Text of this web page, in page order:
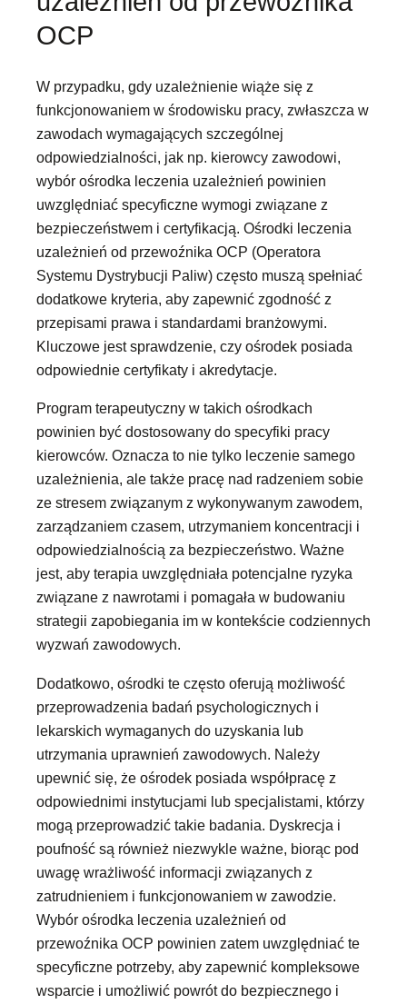
OCP
W przypadku, gdy uzależnienie wiąże się z
funkcjonowaniem w środowisku pracy, zwłaszcza w
zawodach wymagających szczególnej
odpowiedzialności, jak np. kierowcy zawodowi,
wybór ośrodka leczenia uzależnień powinien
uwzględniać specyficzne wymogi związane z
bezpieczeństwem i certyfikacją. Ośrodki leczenia
uzależnień od przewoźnika OCP (Operatora
Systemu Dystrybucji Paliw) często muszą spełniać
dodatkowe kryteria, aby zapewnić zgodność z
przepisami prawa i standardami branżowymi.
Kluczowe jest sprawdzenie, czy ośrodek posiada
odpowiednie certyfikaty i akredytacje.
Program terapeutyczny w takich ośrodkach
powinien być dostosowany do specyfiki pracy
kierowców. Oznacza to nie tylko leczenie samego
uzależnienia, ale także pracę nad radzeniem sobie
ze stresem związanym z wykonywanym zawodem,
zarządzaniem czasem, utrzymaniem koncentracji i
odpowiedzialnością za bezpieczeństwo. Ważne
jest, aby terapia uwzględniała potencjalne ryzyka
związane z nawrotami i pomagała w budowaniu
strategii zapobiegania im w kontekście codziennych
wyzwań zawodowych.
Dodatkowo, ośrodki te często oferują możliwość
przeprowadzenia badań psychologicznych i
lekarskich wymaganych do uzyskania lub
utrzymania uprawnień zawodowych. Należy
upewnić się, że ośrodek posiada współpracę z
odpowiednimi instytucjami lub specjalistami, którzy
mogą przeprowadzić takie badania. Dyskrecja i
poufność są również niezwykle ważne, biorąc pod
uwagę wrażliwość informacji związanych z
zatrudnieniem i funkcjonowaniem w zawodzie.
Wybór ośrodka leczenia uzależnień od
przewoźnika OCP powinien zatem uwzględniać te
specyficzne potrzeby, aby zapewnić kompleksowe
wsparcie i umożliwić powrót do bezpiecznego i